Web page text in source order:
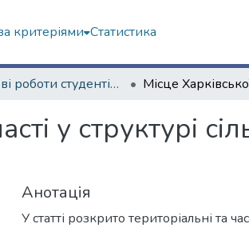
критеріями Статистика
Наукові роботи студентів та аспірантів. Факультет геології, географіії, рекреації і туризму
у структурі
Анотація
У статті розкрито територіальні та